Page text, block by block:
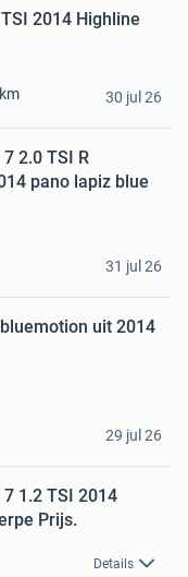
2014 Highline
km 30 jul 26
2.0 TSI R
pano lapiz blue
31 jul 26
uit 2014
29 jul 26
1.2 TSI 2014
Prijs.
Details